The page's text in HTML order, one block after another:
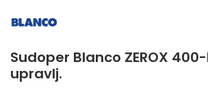
Sudoper Blanco ZEROX
upravlj.